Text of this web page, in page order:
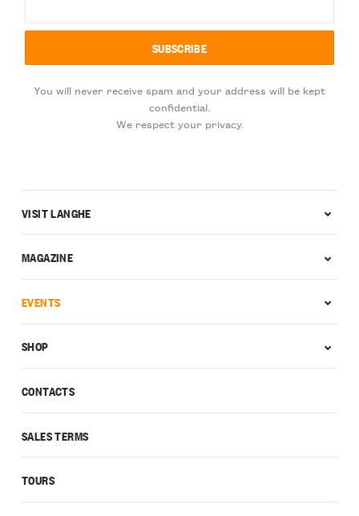
You will never receive spam and your address will be kept
confidential.
We respect your privacy.
CONTACTS
SALES TERMS
TOURS
VISIT LANGHE
MAGAZINE
EVENTS
SHOP